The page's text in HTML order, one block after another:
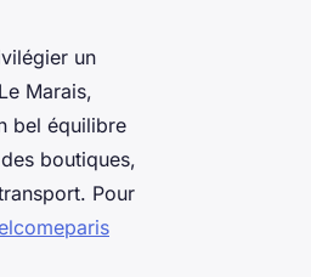
un
Marais,
bel équilibre
boutiques,
Pour